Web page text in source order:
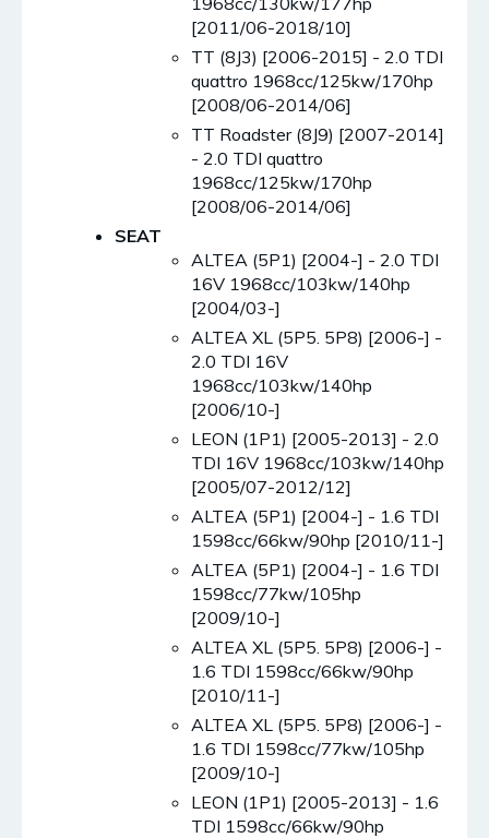
[2011/06-2018/10]
TT (8J3) [2006-2015] - 2.0 TDI
quattro 1968cc/125kw/170hp
[2008/06-2014/06]
TT Roadster (8J9) [2007-2014]
- 2.0 TDI quattro
1968cc/125kw/170hp
[2008/06-2014/06]
SEAT
ALTEA (5P1) [2004-] - 2.0 TDI
16V 1968cc/103kw/140hp
[2004/03-]
ALTEA XL (5P5. 5P8) [2006-] -
2.0 TDI 16V
1968cc/103kw/140hp
[2006/10-]
LEON (1P1) [2005-2013] - 2.0
TDI 16V 1968cc/103kw/140hp
[2005/07-2012/12]
ALTEA (5P1) [2004-] - 1.6 TDI
1598cc/66kw/90hp [2010/11-]
ALTEA (5P1) [2004-] - 1.6 TDI
1598cc/77kw/105hp
[2009/10-]
ALTEA XL (5P5. 5P8) [2006-] -
1.6 TDI 1598cc/66kw/90hp
[2010/11-]
ALTEA XL (5P5. 5P8) [2006-] -
1.6 TDI 1598cc/77kw/105hp
[2009/10-]
LEON (1P1) [2005-2013] - 1.6
TDI 1598cc/66kw/90hp